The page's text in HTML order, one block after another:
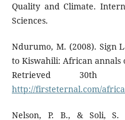
Quality and Climate.
Sciences.
Ndurumo, M. (2008). Sign
to Kiswahili: African annals
Retrieved 30th
http://firsteternal.com/
Nelson, P. B., & Soli, S.